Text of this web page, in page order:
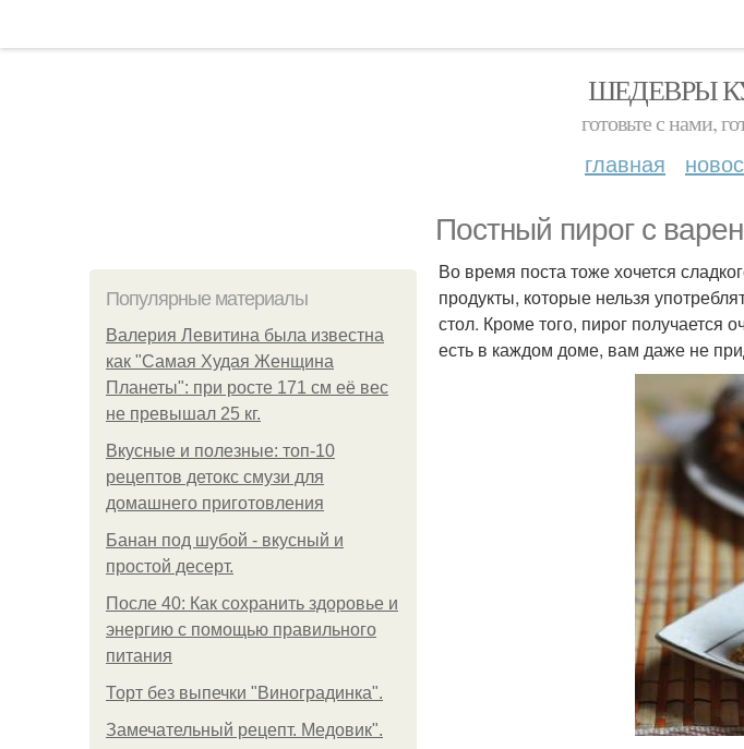
ШЕДЕВРЫ
готовьте с нами,
главная
Постный пирог с
Популярные материалы
Валерия Левитина была известна
как "Самая Худая Женщина
Планеты": при росте 171 см её вес
не превышал 25 кг.
Вкусные и полезные: топ-10
рецептов детокс смузи для
домашнего приготовления
Банан под шубой - вкусный и
простой десерт.
После 40: Как сохранить здоровье и
энергию с помощью правильного
питания
Торт без выпечки "Виноградинка".
Замечательный рецепт. Медовик".
Во время поста тоже хочется
продукты, которые нельзя
стол. Кроме того, пирог получается
есть в каждом доме, вам даже не